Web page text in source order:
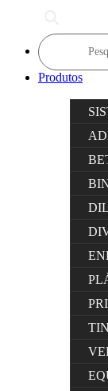
Products
search
Produtos